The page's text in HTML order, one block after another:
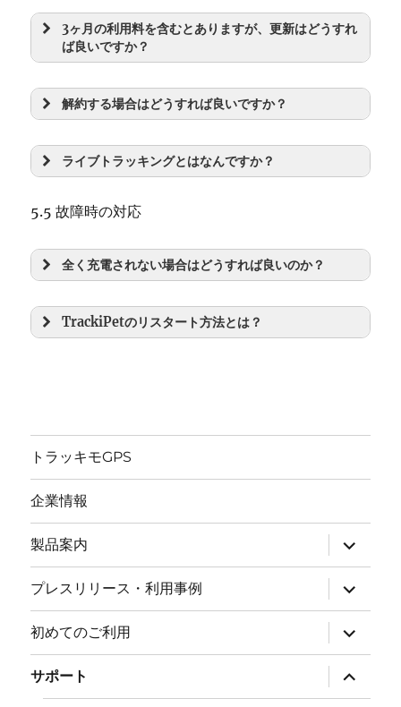
3ヶ月の利用料を含むとありますが、更新はどうすれ
ば良いですか？
解約する場合はどうすれば良いですか？
ライブトラッキングとはなんですか？
5.5 故障時の対応
全く充電されない場合はどうすれば良いのか？
TrackiPetのリスタート方法とは？
トラッキモGPS
企業情報
製品案内
サ
ブ
メ
ニ
ュ
ー
を
展
開
プレスリリース・利用事例
サ
ブ
メ
ニ
ュ
ー
を
展
開
初めてのご利用
サ
ブ
メ
ニ
ュ
ー
サポート
サ
ブ
メ